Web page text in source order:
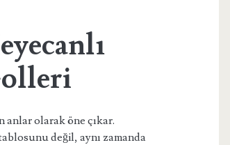
anlar olarak öne çıkar.
değil, aynı zamanda